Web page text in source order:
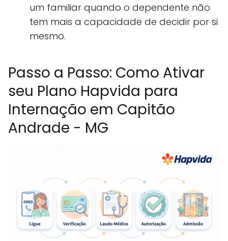
um familiar quando o dependente não
tem mais a capacidade de decidir por si
mesmo.
Passo a Passo: Como Ativar
seu Plano Hapvida para
Internação em Capitão
Andrade - MG